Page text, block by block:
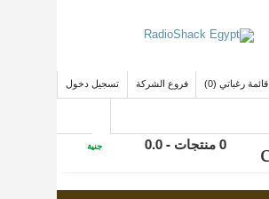
قائمة رغباتي (0) فروع الشركة تسجيل دخول
0 منتجات - 0.0 جنية